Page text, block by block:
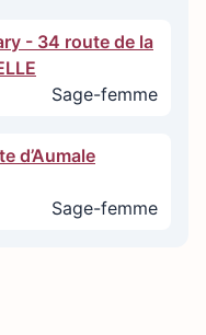
- 34 route de la
Sage-femme
d’Aumale
Sage-femme